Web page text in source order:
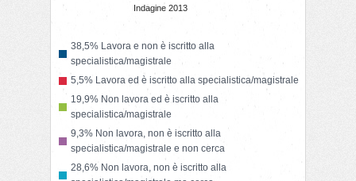
Indagine 2013
38,5% Lavora e non è iscritto alla
specialistica/magistrale
5,5% Lavora ed è iscritto alla specialistica/magistrale
19,9% Non lavora ed è iscritto alla
specialistica/magistrale
9,3% Non lavora, non è iscritto alla
specialistica/magistrale e non cerca
28,6% Non lavora, non è iscritto alla